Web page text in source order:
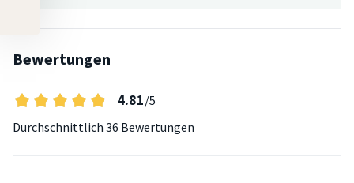
Bewertungen
4.81/5
Durchschnittlich 36 Bewertungen